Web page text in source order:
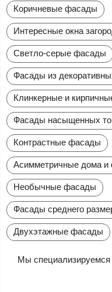
Коричневые фасады
Интересные окна
Светло-серые фасады
Фасады из
Клинкерные и
Фасады насыщенных
Контрастные фасады
Асимметричные дома
Необычные фасады
Фасады среднего
Двухэтажные фасады
Мы специализируемся